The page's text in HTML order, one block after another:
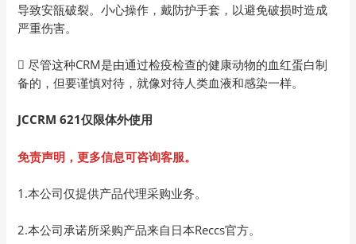
导致安瓿破裂。小心操作，戴防护手套，以避免破损时造成
严重伤害。
 尽管这种CRM是由通过检疫检查的健康动物的血红蛋白制
备的，但要谨慎对待，就像对待人类血液和感染一样。
JCCRM 621仅限体外使用
免责声明，更多信息可咨询客服。
1.本公司仅提供产品代理采购业务。
2.本公司承诺所采购产品来自日本Reccs官方。